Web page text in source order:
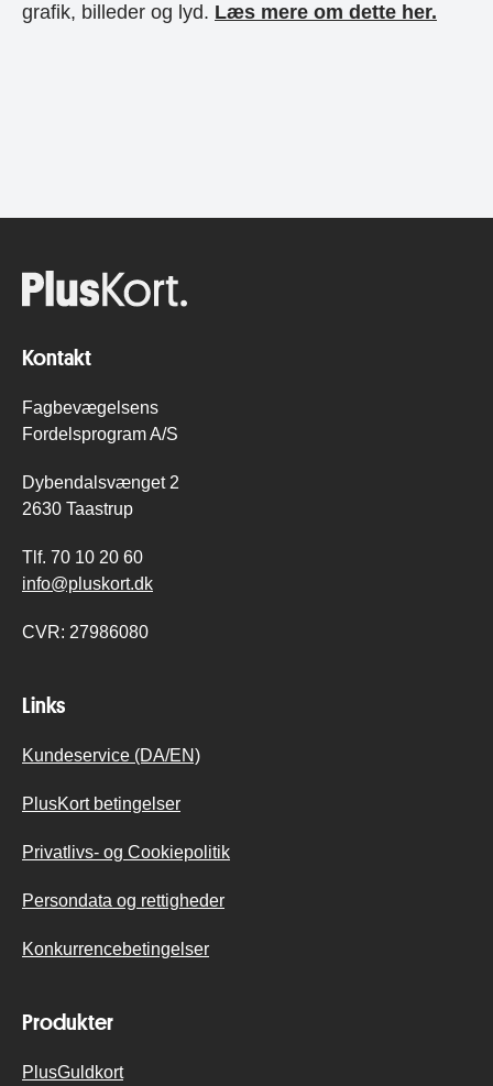
grafik, billeder og lyd. Læs mere om dette her.
Kontakt
Fagbevægelsens
Fordelsprogram A/S
Dybendalsvænget 2
2630 Taastrup
Tlf. 70 10 20 60
info@pluskort.dk
CVR: 27986080
Links
Kundeservice (DA/EN)
PlusKort betingelser
Privatlivs- og Cookiepolitik
Persondata og rettigheder
Konkurrencebetingelser
Produkter
PlusGuldkort